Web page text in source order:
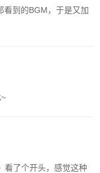
看到的BGM，于是又加
看了个开头，感觉这种